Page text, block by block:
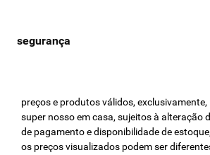
preços e produtos válidos,
super nosso em casa, sujeitos à alteração
de pagamento e disponibilidade de
os preços visualizados podem ser